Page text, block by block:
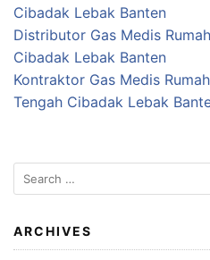
Cibadak Lebak Banten
Distributor Gas Medis
Cibadak Lebak Banten
Kontraktor Gas Medis
Tengah Cibadak Lebak
Search
for:
ARCHIVES